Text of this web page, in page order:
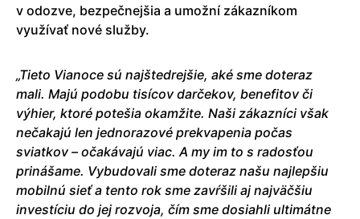
v odozve, bezpečnejšia a umožní zákazníkom
využívať nové služby.
„Tieto Vianoce sú najštedrejšie, aké sme doteraz
mali. Majú podobu tisícov darčekov, benefitov či
výhier, ktoré potešia okamžite. Naši zákazníci však
nečakajú len jednorazové prekvapenia počas
sviatkov – očakávajú viac. A my im to s radosťou
prinášame. Vybudovali sme doteraz našu najlepšiu
mobilnú sieť a tento rok sme zavŕšili aj najväčšiu
investíciu do jej rozvoja, čím sme dosiahli ultimátne